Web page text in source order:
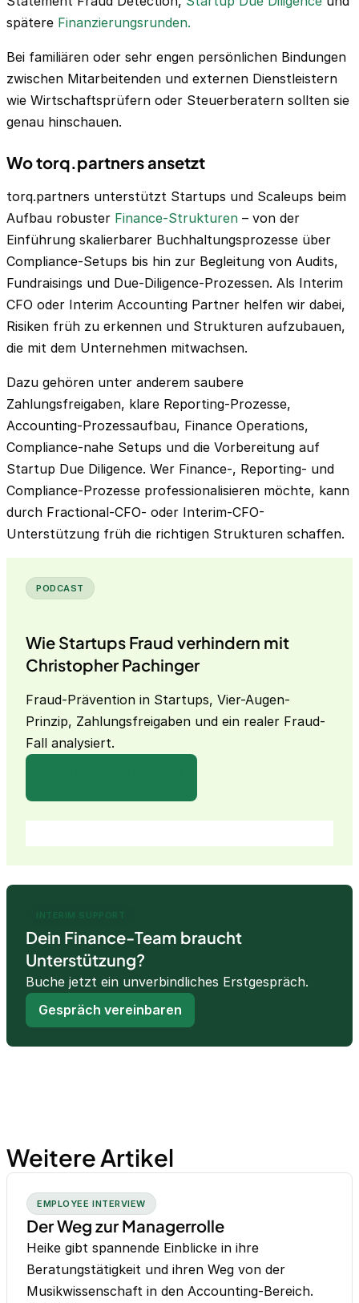
spätere Finanzierungsrunden.
Bei familiären oder sehr engen persönlichen Bindungen
zwischen Mitarbeitenden und externen Dienstleistern
wie Wirtschaftsprüfern oder Steuerberatern sollten sie
genau hinschauen.
Wo torq.partners ansetzt
torq.partners unterstützt Startups und Scaleups beim
Aufbau robuster Finance-Strukturen – von der
Einführung skalierbarer Buchhaltungsprozesse über
Compliance-Setups bis hin zur Begleitung von Audits,
Fundraisings und Due-Diligence-Prozessen. Als Interim
CFO oder Interim Accounting Partner helfen wir dabei,
Risiken früh zu erkennen und Strukturen aufzubauen,
die mit dem Unternehmen mitwachsen.
Dazu gehören unter anderem saubere
Zahlungsfreigaben, klare Reporting-Prozesse,
Accounting-Prozessaufbau, Finance Operations,
Compliance-nahe Setups und die Vorbereitung auf
Startup Due Diligence. Wer Finance-, Reporting- und
Compliance-Prozesse professionalisieren möchte, kann
durch Fractional-CFO- oder Interim-CFO-
Unterstützung früh die richtigen Strukturen schaffen.
PODCAST
Wie Startups Fraud verhindern mit
Christopher Pachinger
Fraud-Prävention in Startups, Vier-Augen-
Prinzip, Zahlungsfreigaben und ein realer Fraud-
Fall analysiert.
INTERIM SUPPORT
Dein Finance-Team braucht
Unterstützung?
Buche jetzt ein unverbindliches Erstgespräch.
Gespräch vereinbaren
Weitere Artikel
EMPLOYEE INTERVIEW
Der Weg zur Managerrolle
Heike gibt spannende Einblicke in ihre
Beratungstätigkeit und ihren Weg von der
Musikwissenschaft in den Accounting-Bereich.